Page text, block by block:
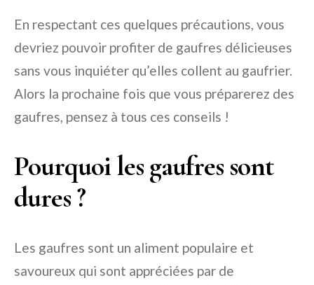
En respectant ces quelques précautions, vous
devriez pouvoir profiter de gaufres délicieuses
sans vous inquiéter qu’elles collent au gaufrier.
Alors la prochaine fois que vous préparerez des
gaufres, pensez à tous ces conseils !
Pourquoi les gaufres sont
dures ?
Les gaufres sont un aliment populaire et
savoureux qui sont appréciées par de